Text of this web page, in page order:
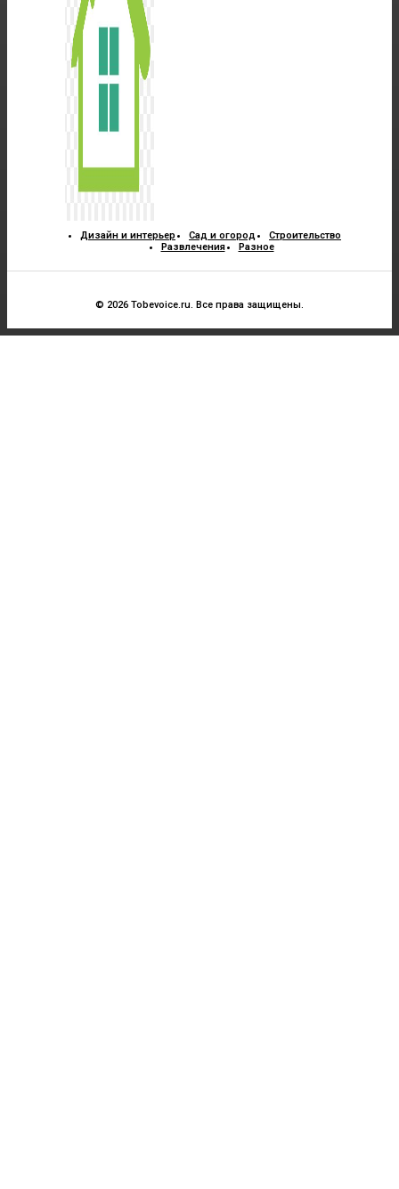
Дизайн и интерьер Сад и огород
Строительство
Развлечения
Разное
© 2026 Tobevoice.ru. Все права защищены.